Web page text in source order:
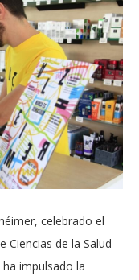
celebrado el
Ciencias de la Salud
ha impulsado la